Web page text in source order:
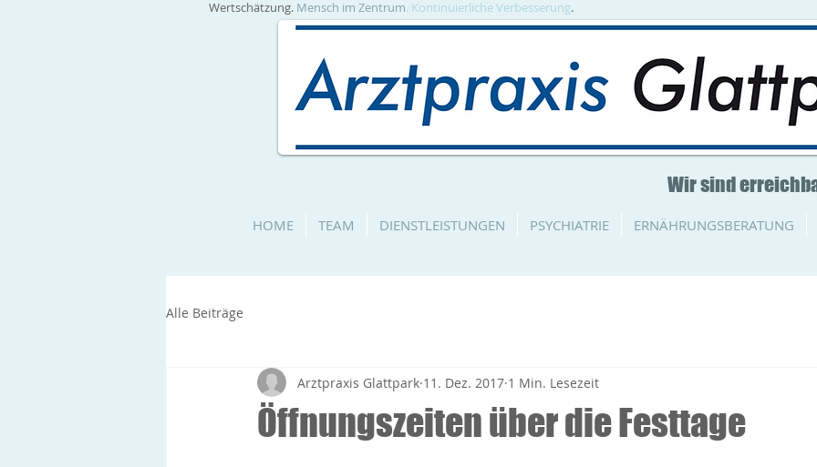
Wertschätzung. Mensch im Zentrum. Kontinuierliche Verbesserung.
Wir sind
HOME TEAM DIENSTLEISTUNGEN PSYCHIATRIE ERNÄHRUNGSBERATUNG
Alle Beiträge
Öffnungszeiten über die Festtage
Arztpraxis Glattpark 11. Dez. 2017 1 Min. Lesezeit